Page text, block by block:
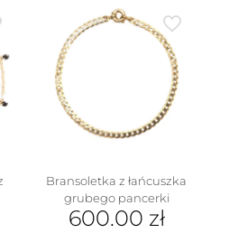
Bransoletka z łańcuszka
grubego pancerki
600.00 zł